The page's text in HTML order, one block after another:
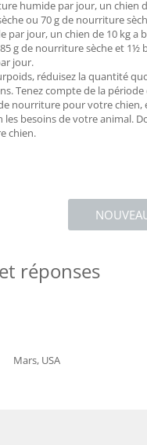
humide par jour, un chien
ou 70 g de nourriture
jour, un chien de 10 kg a
g de nourriture sèche et 1½
jour.
réduisez la quantité
Tenez compte de la
nourriture pour votre chien,
les besoins de votre animal.
chien.
réponses
Mars, USA